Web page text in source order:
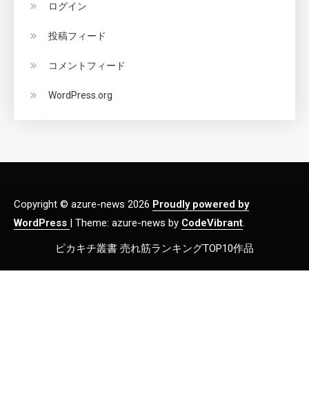
ログイン
投稿フィード
コメントフィード
WordPress.org
Copyright © azure-news 2026 Proudly powered by
WordPress | Theme: azure-news by CodeVibrant.
ピカキチ叢書 売れ筋ランキングTOP10作品